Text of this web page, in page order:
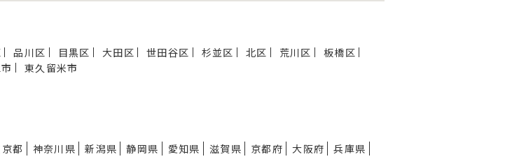
品川区 目黒区 大田区 世田谷区 杉並区 北区 荒川区
板橋区
東久留米市
都 神奈川県 新潟県 静岡県 愛知県 滋賀県 京都府 大阪府
兵庫県